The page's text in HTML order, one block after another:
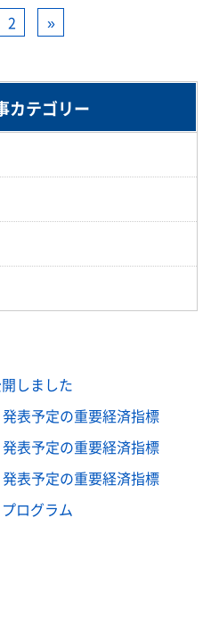
2 »
カテゴリー
しました
表予定の重要経済指標
表予定の重要経済指標
表予定の重要経済指標
ログラム